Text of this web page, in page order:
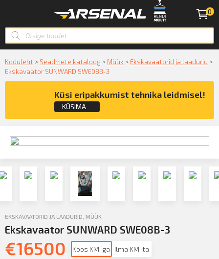
0
Koduleht > Seadmete kataloog > Müük > Ekskavaatorid ja laadurid >
Ekskavaator SUNWARD SWE08B-3
Küsi eripakkumist tehnika leidmisel!
KÜSIMA
EKSKAVAATORID JA LAADURID MÜÜK
Ekskavaator SUNWARD SWE08B-3
€16500 Koos KM-ga Ilma KM-ta